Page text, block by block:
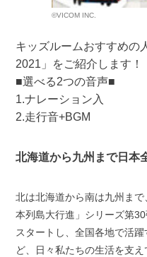
©VICOM INC.
キッズルームおすすめの
2021」をご紹介します！
■選べる2つの音声■
1.ナレーション入
2.走行音+BGM
北海道から九州まで日本
北は北海道から南は九州ま
本列島大行進」シリーズ第
スタートし、全国各地で活
ど、日々私たちの生活を支